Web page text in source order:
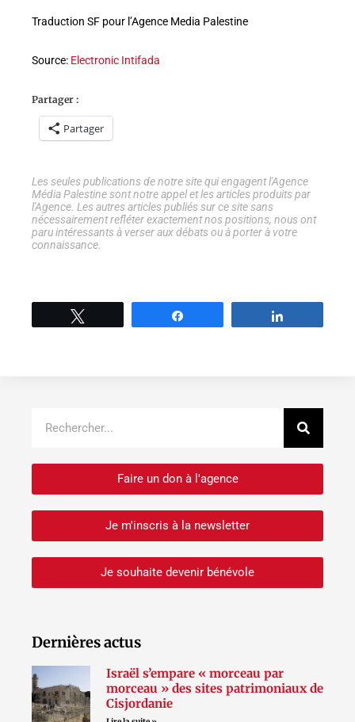
Traduction SF pour l’Agence Media Palestine
Source: Electronic Intifada
Partager :
Partager
Les seules publications de notre site qui engagent l'Agence
Média Palestine sont notre appel et les articles produits par
l'Agence. Les autres articles publiés sur ce site sans
nécessairement refléter exactement nos positions, nous ont
paru intéressants à verser aux débats ou à porter à votre
connaissance.
Faire un don à l'agence
Je m'inscris à la newsletter
Je souhaite devenir bénévole
Dernières actus
Israël s’empare « morceau par
morceau » des sites patrimoniaux de
Cisjordanie